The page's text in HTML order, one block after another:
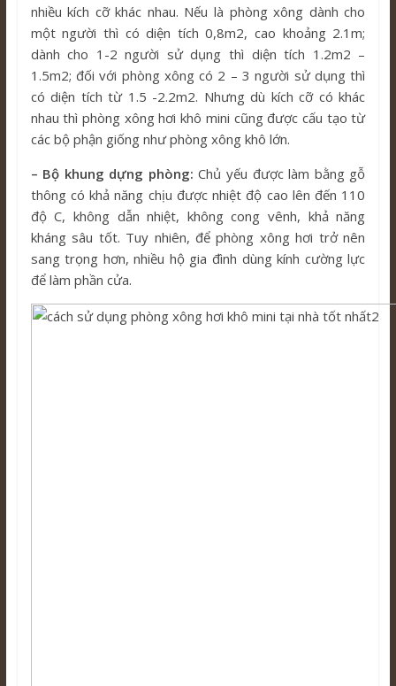
nhiều kích cỡ khác nhau. Nếu là phòng xông dành cho
một người thì có diện tích 0,8m2, cao khoảng 2.1m;
dành cho 1-2 người sử dụng thì diện tích 1.2m2 –
1.5m2; đối với phòng xông có 2 – 3 người sử dụng thì
có diện tích từ 1.5 -2.2m2. Nhưng dù kích cỡ có khác
nhau thì phòng xông hơi khô mini cũng được cấu tạo từ
các bộ phận giống như phòng xông khô lớn.
– Bộ khung dựng phòng: Chủ yếu được làm bằng gỗ
thông có khả năng chịu được nhiệt độ cao lên đến 110
độ C, không dẫn nhiệt, không cong vênh, khả năng
kháng sâu tốt. Tuy nhiên, để phòng xông hơi trở nên
sang trọng hơn, nhiều hộ gia đình dùng kính cường lực
để làm phần cửa.